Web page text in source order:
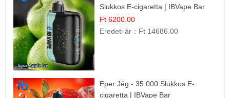
Slukkos E-cigaretta | IBVape Bar
Ft 6200.00
Eredeti ár： Ft 14686.00
Eper Jég - 35.000 Slukkos E-
cigaretta | IBVape Bar